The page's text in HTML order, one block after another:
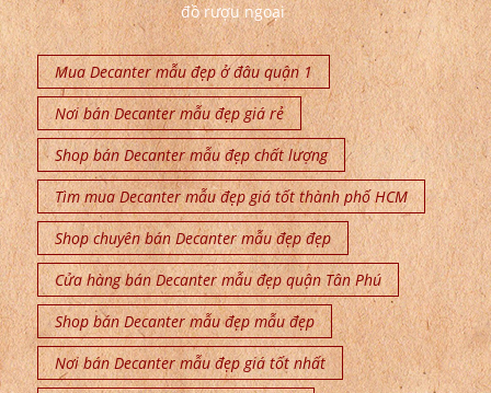
đồ rượu ngoại
Mua Decanter mẫu đẹp ở đâu quận 1
Nơi bán Decanter mẫu đẹp giá rẻ
Shop bán Decanter mẫu đẹp chất lượng
Tìm mua Decanter mẫu đẹp giá tốt thành phố HCM
Shop chuyên bán Decanter mẫu đẹp đẹp
Cửa hàng bán Decanter mẫu đẹp quận Tân Phú
Shop bán Decanter mẫu đẹp mẫu đẹp
Nơi bán Decanter mẫu đẹp giá tốt nhất